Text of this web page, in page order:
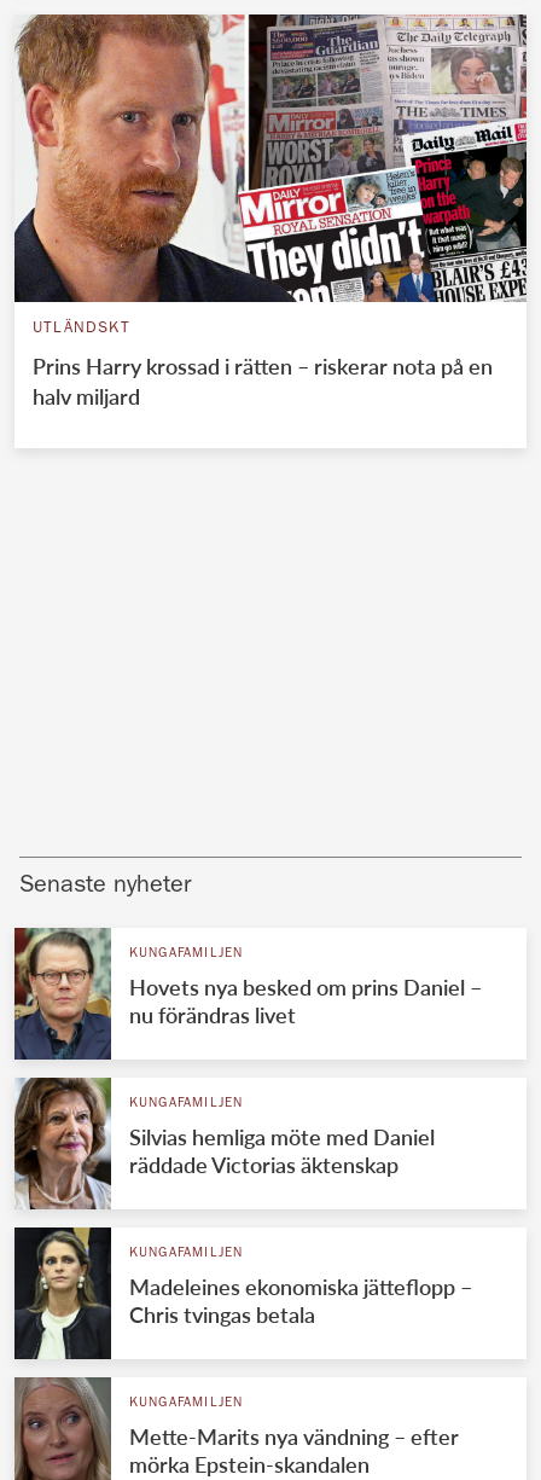
UTLÄNDSKT
Prins Harry krossad i rätten – riskerar nota på en
halv miljard
Senaste nyheter
KUNGAFAMILJEN
Hovets nya besked om prins Daniel –
nu förändras livet
KUNGAFAMILJEN
Silvias hemliga möte med Daniel
räddade Victorias äktenskap
KUNGAFAMILJEN
Madeleines ekonomiska jätteflopp –
Chris tvingas betala
KUNGAFAMILJEN
Mette-Marits nya vändning – efter
mörka Epstein-skandalen